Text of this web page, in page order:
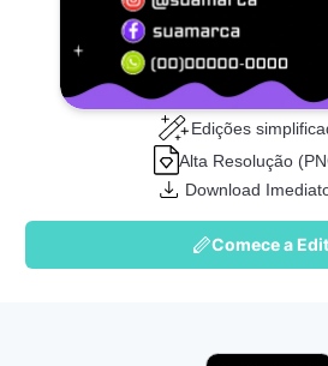
Edições
Alta Resolução
Download
Comece a